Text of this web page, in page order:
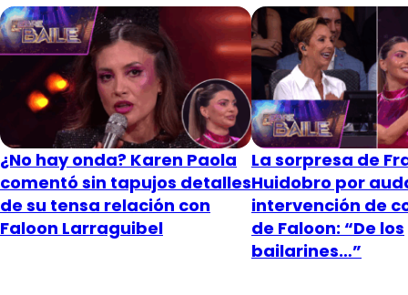
¿No hay onda? Karen Paola
comentó sin tapujos detalles
de su tensa relación con
Faloon Larraguibel
La sorpresa de
Huidobro por
intervención de
de Faloon: “De los
bailarines…”